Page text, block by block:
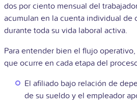
dos por ciento mensual del
acumulan en la cuenta individual de
durante toda su vida laboral activa.
Para entender bien el flujo
que ocurre en cada etapa del
El afiliado bajo relación de
de su sueldo y el empleador